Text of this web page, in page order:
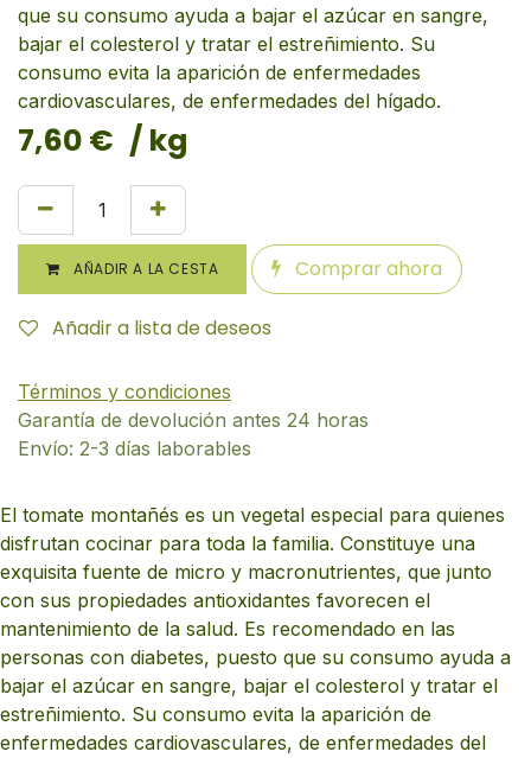
que su consumo ayuda a bajar el azúcar en sangre,
bajar el colesterol y tratar el estreñimiento. Su
consumo evita la aparición de enfermedades
cardiovasculares, de enfermedades del hígado.
7,60 € / kg
AÑADIR A LA CESTA Comprar ahora
Añadir a lista de deseos
Términos y condiciones
Garantía de devolución antes 24 horas
Envío: 2-3 días laborables
El tomate montañés es un vegetal especial para quienes
disfrutan cocinar para toda la familia. Constituye una
exquisita fuente de micro y macronutrientes, que junto
con sus propiedades antioxidantes favorecen el
mantenimiento de la salud. Es recomendado en las
personas con diabetes, puesto que su consumo ayuda a
bajar el azúcar en sangre, bajar el colesterol y tratar el
estreñimiento. Su consumo evita la aparición de
enfermedades cardiovasculares, de enfermedades del